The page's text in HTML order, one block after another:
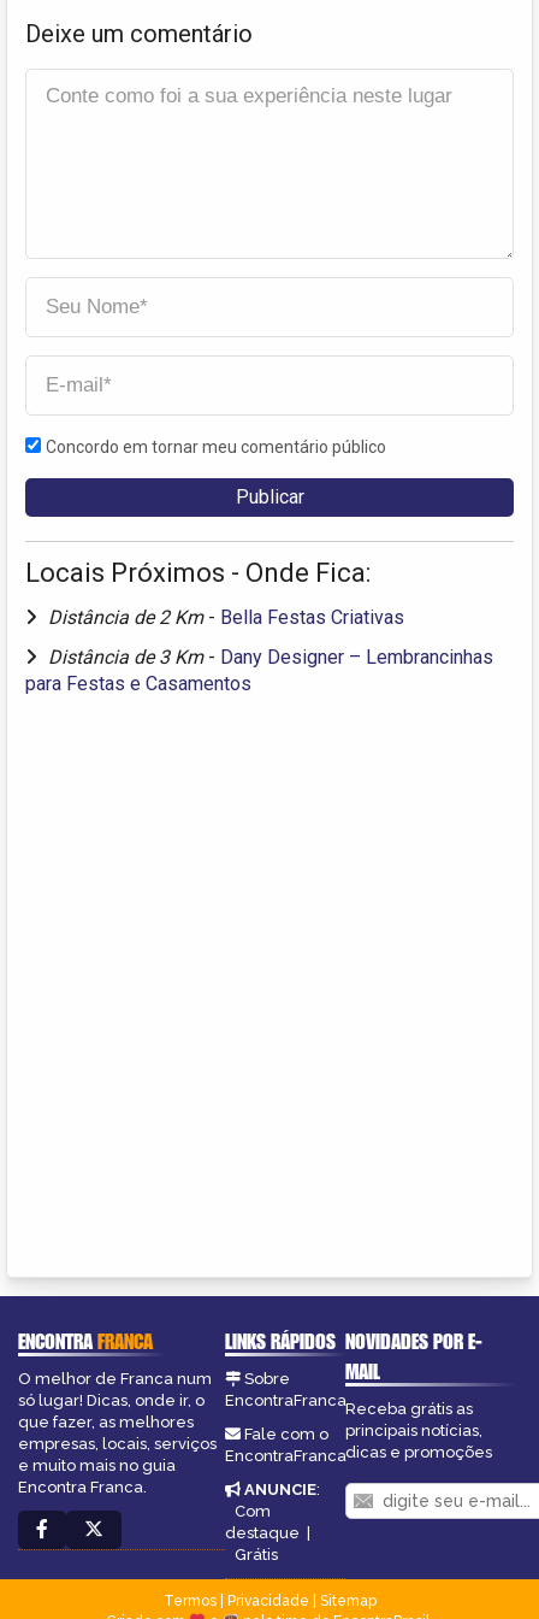
Deixe um comentário
Concordo em tornar meu comentário público
Locais Próximos - Onde Fica:
Distância de 2 Km - Bella Festas Criativas
Distância de 3 Km - Dany Designer – Lembrancinhas
para Festas e Casamentos
ENCONTRAFRANCA
O melhor de Franca num
só lugar! Dicas, onde ir, o
que fazer, as melhores
empresas, locais, serviços
e muito mais no guia
Encontra Franca.
LINKS RÁPIDOS
Sobre
EncontraFranca
Fale com o
EncontraFranca
ANUNCIE:
Com
destaque |
Grátis
NOVIDADES POR E-
MAIL
Receba grátis as
principais notícias,
dicas e promoções
Termos| Privacidade
Sitemap